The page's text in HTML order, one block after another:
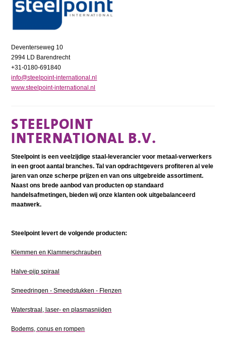
Deventerseweg 10
2994 LD Barendrecht
+31-0180-691840
info@steelpoint-international.nl
www.steelpoint-international.nl
STEELPOINT
INTERNATIONAL B.V.
Steelpoint is een veelzijdige staal-leverancier voor metaal-verwerkers
in een groot aantal branches. Tal van opdrachtgevers profiteren al vele
jaren van onze scherpe prijzen en van ons uitgebreide assortiment.
Naast ons brede aanbod van producten op standaard
handelsafmetingen, bieden wij onze klanten ook uitgebalanceerd
maatwerk.
Steelpoint levert de volgende producten:
Klemmen en Klammerschrauben
Halve-pijp spiraal
Smeedringen - Smeedstukken - Flenzen
Waterstraal, laser- en plasmasnijden
Bodems, conus en rompen